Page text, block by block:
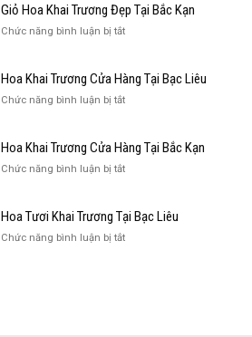
Khai
Đẹp
Liêu
Giỏ Hoa Khai Trương Đẹp Tại Bắc Kạn
Chức năng bình luận bị tắtở
Khai
Đẹp
Kạn
Hoa Khai Trương Cửa Hàng Tại Bạc Liêu
Chức năng bình luận bị tắtở
Trương
Hàng
Liêu
Hoa Khai Trương Cửa Hàng Tại Bắc Kạn
Chức năng bình luận bị tắtở
Trương
Hàng
Hoa Tươi Khai Trương Tại Bạc Liêu
Chức năng bình luận bị tắtở